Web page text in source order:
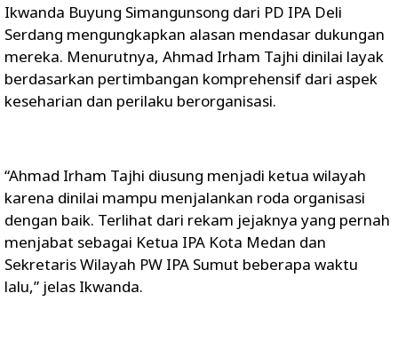
Ikwanda Buyung Simangunsong dari PD IPA Deli
Serdang mengungkapkan alasan mendasar dukungan
mereka. Menurutnya, Ahmad Irham Tajhi dinilai layak
berdasarkan pertimbangan komprehensif dari aspek
keseharian dan perilaku berorganisasi.
“Ahmad Irham Tajhi diusung menjadi ketua wilayah
karena dinilai mampu menjalankan roda organisasi
dengan baik. Terlihat dari rekam jejaknya yang pernah
menjabat sebagai Ketua IPA Kota Medan dan
Sekretaris Wilayah PW IPA Sumut beberapa waktu
lalu,” jelas Ikwanda.